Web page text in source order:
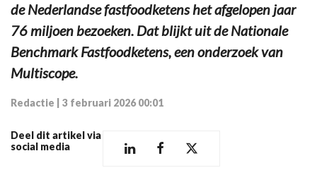
de Nederlandse fastfoodketens het afgelopen jaar
76 miljoen bezoeken. Dat blijkt uit de Nationale
Benchmark Fastfoodketens, een onderzoek van
Multiscope.
Redactie 3 februari 2026 00:01
Deel dit artikel via
social media